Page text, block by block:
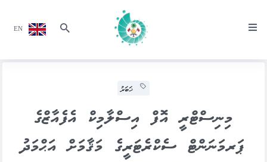
EN
ޚަބަރު
މިނިސްޓްރީ އޮފް އިސްލާމިކް އެފެއާޒްގެ
ޕަރމަނަންޓް ސެކްރެޓަރީގެ މަޤާމަށް އަޙްމަދު